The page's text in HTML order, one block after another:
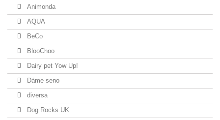
Animonda
AQUA
BeCo
BlooChoo
Dairy pet Yow Up!
Dáme seno
diversa
Dog Rocks UK